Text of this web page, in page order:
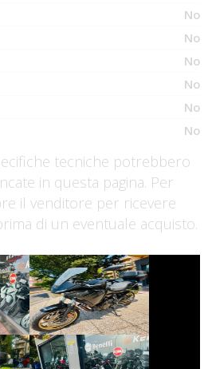
No
No
No
No
No
No
tecniche potrebbero
in questa pagina. Per
il venditore per ricevere
di un eventuale acquisto.
YAMAHA
TRACER
€ 3.490 €